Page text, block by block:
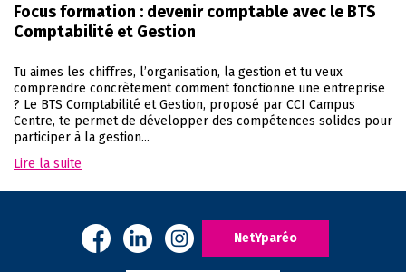
Focus formation : devenir comptable avec le BTS
Comptabilité et Gestion
Tu aimes les chiffres, l’organisation, la gestion et tu veux
comprendre concrètement comment fonctionne une entreprise
? Le BTS Comptabilité et Gestion, proposé par CCI Campus
Centre, te permet de développer des compétences solides pour
participer à la gestion...
Lire la suite
NetYparéo